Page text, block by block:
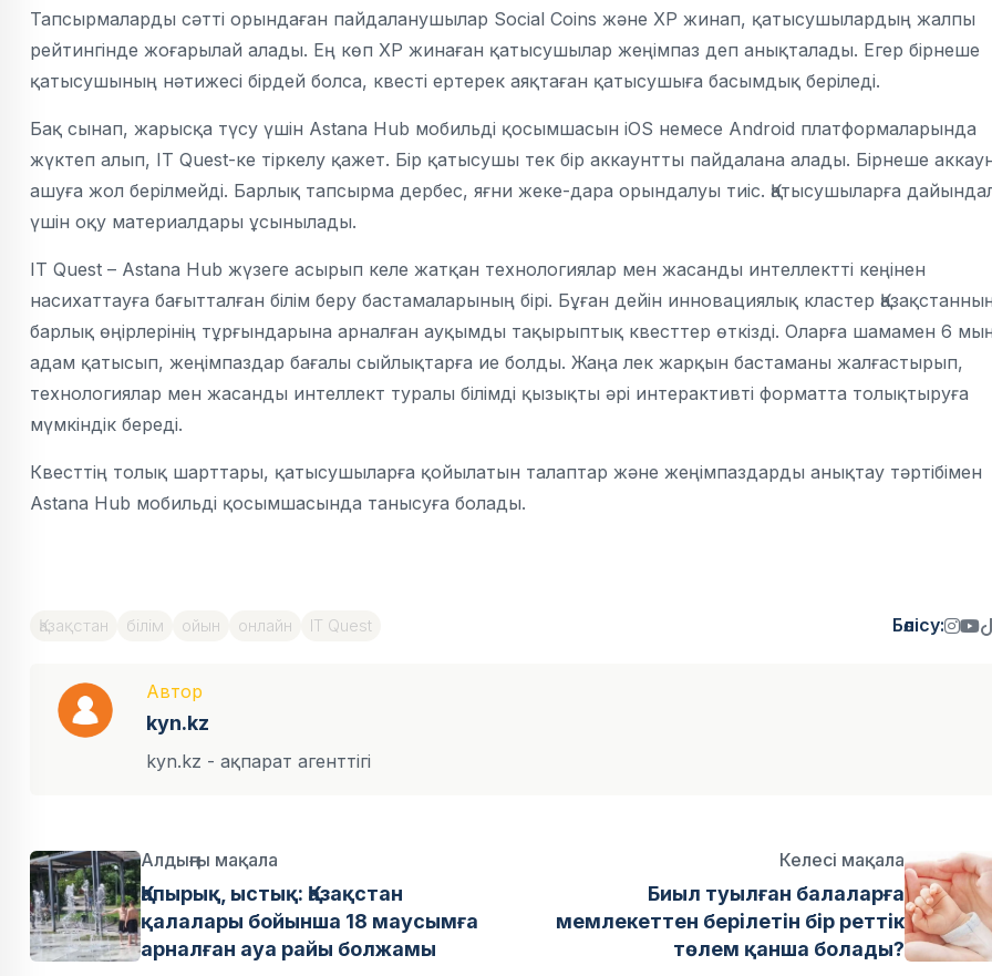
Тапсырмаларды сәтті орындаған пайдаланушылар Social Coins және XP жинап, қатысушылардың жалпы
рейтингінде жоғарылай алады. Ең көп XP жинаған қатысушылар жеңімпаз деп анықталады. Егер бірнеше
қатысушының нәтижесі бірдей болса, квесті ертерек аяқтаған қатысушыға басымдық беріледі.
Бақ сынап, жарысқа түсу үшін Astana Hub мобильді қосымшасын iOS немесе Android платформаларында
жүктеп алып, IT Quest-ке тіркелу қажет. Бір қатысушы тек бір аккаунтты пайдалана алады. Бірнеше
ашуға жол берілмейді. Барлық тапсырма дербес, яғни жеке-дара орындалуы тиіс. Қатысушыларға
үшін оқу материалдары ұсынылады.
IT Quest – Astana Hub жүзеге асырып келе жатқан технологиялар мен жасанды интеллектті кеңінен
насихаттауға бағытталған білім беру бастамаларының бірі. Бұған дейін инновациялық кластер
барлық өңірлерінің тұрғындарына арналған ауқымды тақырыптық квесттер өткізді. Оларға шамамен 6
адам қатысып, жеңімпаздар бағалы сыйлықтарға ие болды. Жаңа лек жарқын бастаманы жалғастырып,
технологиялар мен жасанды интеллект туралы білімді қызықты әрі интерактивті форматта толықтыруға
мүмкіндік береді.
Квесттің толық шарттары, қатысушыларға қойылатын талаптар және жеңімпаздарды анықтау тәртібімен
Astana Hub мобильді қосымшасында танысуға болады.
Қазақстан білім ойын онлайн IT Quest Бөлісу:
Автор
kyn.kz
kyn.kz - ақпарат агенттігі
Алдыңғы мақала
Қапырық, ыстық: Қазақстан
қалалары бойынша 18 маусымға
арналған ауа райы болжамы
Келесі мақала
Биыл туылған балаларға
мемлекеттен берілетін бір реттік
төлем қанша болады?